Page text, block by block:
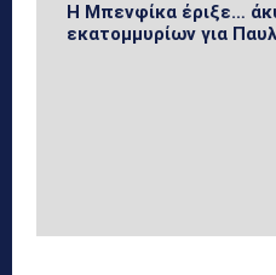
Η Μπενφίκα έριξε…
εκατομμυρίων για